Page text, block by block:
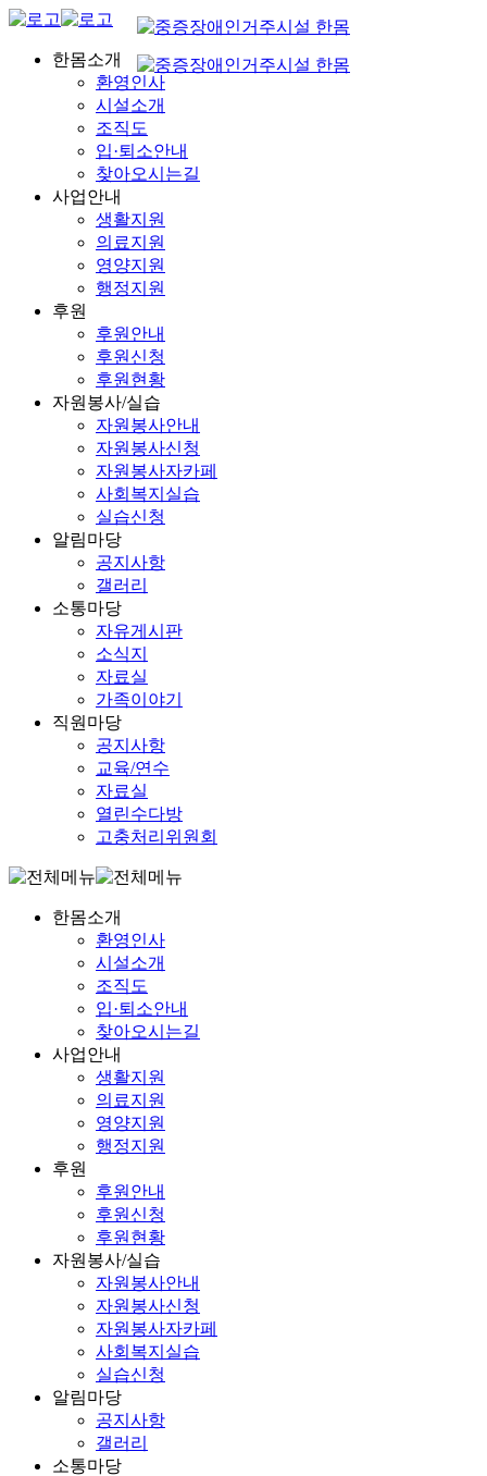
한몸소개
환영인사
시설소개
조직도
입·퇴소안내
찾아오시는길
사업안내
생활지원
의료지원
영양지원
행정지원
후원
후원안내
후원신청
후원현황
자원봉사/실습
자원봉사안내
자원봉사신청
자원봉사자카페
사회복지실습
실습신청
알림마당
공지사항
갤러리
소통마당
자유게시판
소식지
자료실
가족이야기
직원마당
공지사항
교육/연수
자료실
열린수다방
고충처리위원회
한몸소개
환영인사
시설소개
조직도
입·퇴소안내
찾아오시는길
사업안내
생활지원
의료지원
영양지원
행정지원
후원
후원안내
후원신청
후원현황
자원봉사/실습
자원봉사안내
자원봉사신청
자원봉사자카페
사회복지실습
실습신청
알림마당
공지사항
갤러리
소통마당